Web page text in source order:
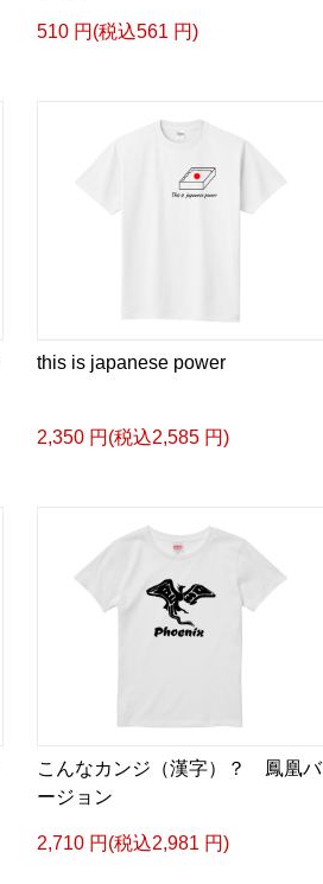
510 円(税込561 円)
this is japanese power
2,350 円(税込2,585 円)
こんなカンジ（漢字）？ 鳳凰バ
ージョン
2,710 円(税込2,981 円)